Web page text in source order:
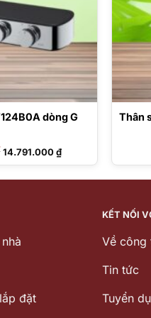
dòng G
Giá
gốc
là:
14.791.000₫Giá
hiện
tại
14.791.000 ₫.
Thân
đặt
KẾT NỐI
Về công
Tin tức
Tuyển